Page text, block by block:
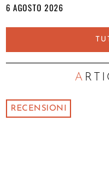
6 AGOSTO 2026
RECENSIONI